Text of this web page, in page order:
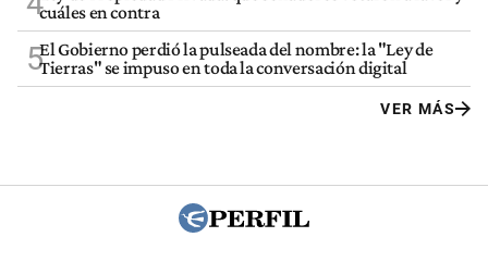
cuáles en contra
5El Gobierno perdió la pulseada del nombre: la "Ley de
Tierras" se impuso en toda la conversación digital
VER MÁS